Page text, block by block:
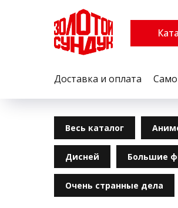
Доставка и оплата
Весь каталог
Дисней Большие
Очень странные дела